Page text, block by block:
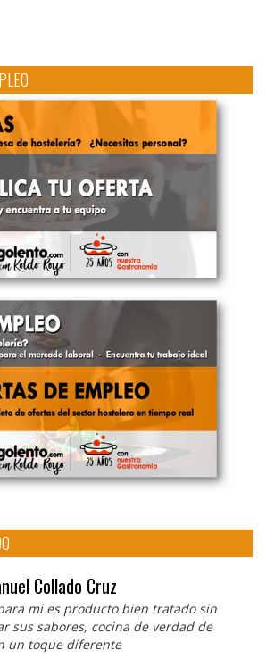
Collado Cruz
mi es producto bien tratado sin
sus sabores, cocina de verdad de
un toque diferente